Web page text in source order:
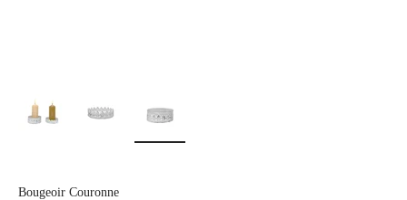
Bougeoir Couronne